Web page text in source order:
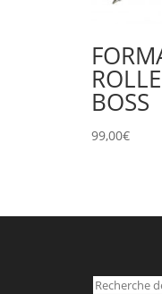
BOSS
99,00€
Recherche